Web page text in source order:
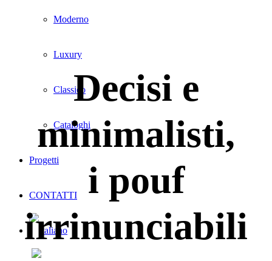
Moderno
Luxury
Classico
Cataloghi
Progetti
CONTATTI
Decisi e
minimalisti,
i pouf
irrinunciabili